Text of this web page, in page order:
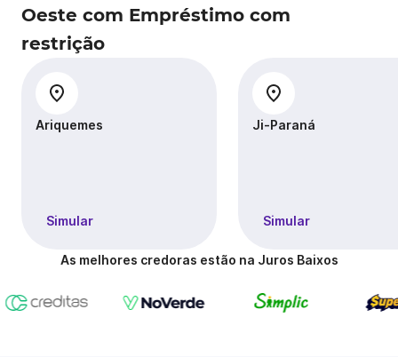
Oeste com Empréstimo com
restrição
Ariquemes
Simular
Ji-Paraná
Simular
As melhores credoras estão na Juros Baixos